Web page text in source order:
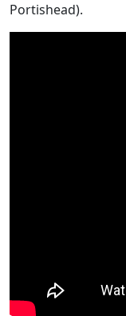
Portishead).